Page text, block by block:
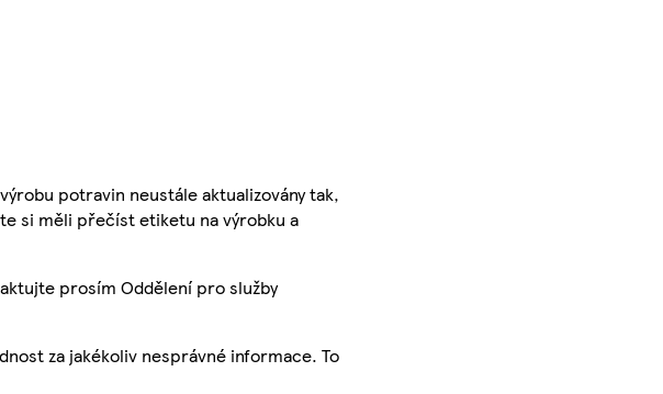
potravin neustále aktualizovány tak,
si měli přečíst etiketu na výrobku a
prosím Oddělení pro služby
za jakékoliv nesprávné informace. To